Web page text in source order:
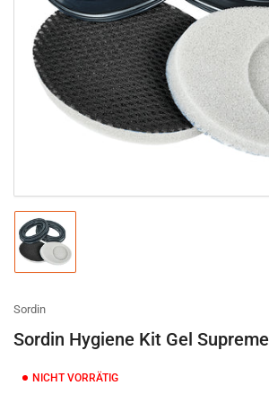
Medien
1
Modal
öffnen
Bild
in
Galerieansicht
Sordin
Sordin Hygiene Kit Gel Supreme
NICHT VORRÄTIG